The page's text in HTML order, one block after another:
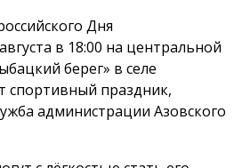
Дня
в 18:00 на центральной
берег» в селе
спортивный праздник,
администрации Азовского